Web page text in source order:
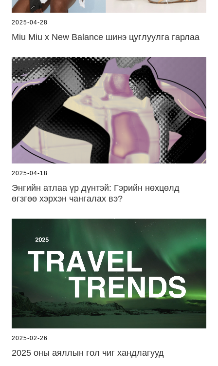
2025-04-28
Miu Miu x New Balance шинэ цуглуулга гарлаа
2025-04-18
Энгийн атлаа үр дүнтэй: Гэрийн нөхцөлд
өгзгөө хэрхэн чангалах вэ?
2025-02-26
2025 оны аяллын гол чиг хандлагууд